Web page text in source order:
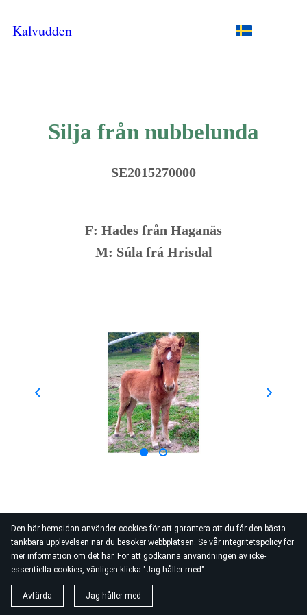
Den här hemsidan använder cookies för att garantera att du får den bästa
tänkbara upplevelsen när du besöker webbplatsen. Se vår integritetspolicyför
mer information om det här. För att godkänna användningen av icke-
essentiella cookies, vänligen klicka "Jag håller med"
Avfärda Jag håller med
Kalvudden
Silja från nubbelunda
SE2015270000
F: Hades från Haganäs
M: Súla frá Hrisdal